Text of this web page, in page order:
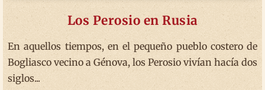
Los Perosio en Rusia
En aquellos tiempos, en el pequeño pueblo costero de
Bogliasco vecino a Génova, los Perosio vivían hacía dos
siglos...